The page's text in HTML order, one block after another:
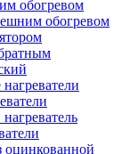
обогревом
обогревом
оцинкованной